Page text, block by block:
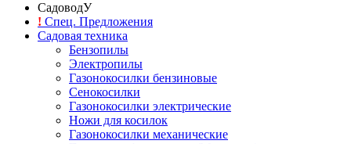
СадоводУ
! Спец. Предложения
Садовая техника
Бензопилы
Электропилы
Газонокосилки бензиновые
Сенокосилки
Газонокосилки электрические
Ножи для косилок
Газонокосилки механические